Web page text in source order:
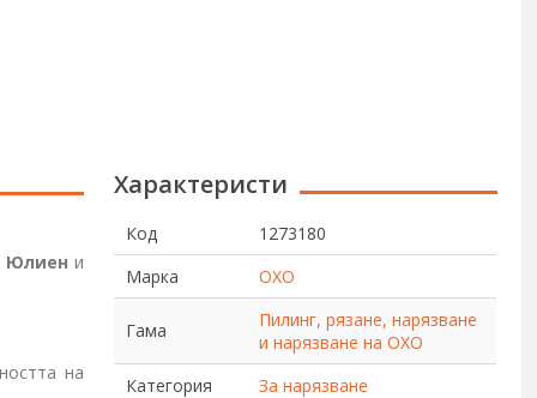
Юлиен и
на
Характеристи
Код
1273180
Марка
OXO
Гама
Пилинг, рязане, нарязване
и нарязване на OXO
Категория
За нарязване